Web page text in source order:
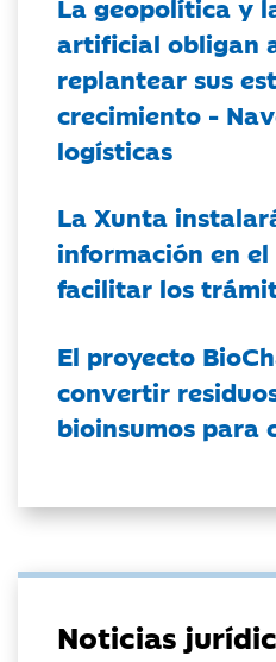
artificial obligan
replantear sus
crecimiento -
logísticas
La Xunta
información en
facilitar los
El proyecto
convertir
bioinsumos para
Noticias